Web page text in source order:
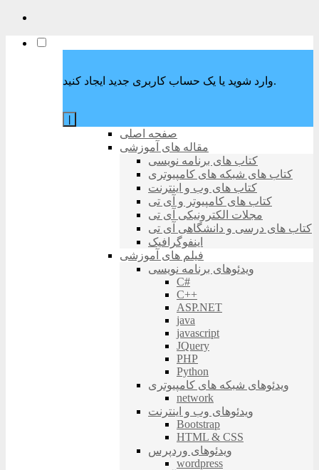
وارد شوید یا یک حساب کاربری جدید ایجاد کنید.
صفحه اصلی
مقاله های آموزشی
کتاب های برنامه نویسی
کتاب های شبکه های کامپیوتری
کتاب های وب و اینترنت
کتاب های کامپیوتر و آی تی
مجلات الکترونیکی آی تی
کتاب های درسی و دانشگاهی آی تی
اینفوگرافیک
فیلم های آموزشی
ویدئوهای برنامه نویسی
C#
C++
ASP.NET
java
javascript
JQuery
PHP
Python
ویدئوهای شبکه های کامپیوتری
network
ویدئوهای وب و اینترنت
Bootstrap
HTML & CSS
ویدئوهای وردپرس
wordpress